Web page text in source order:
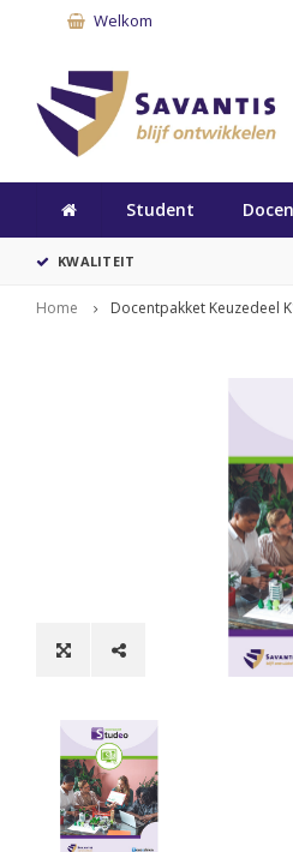
Welkom
Student
KWALITEIT
Home Docentpakket Keuzedeel